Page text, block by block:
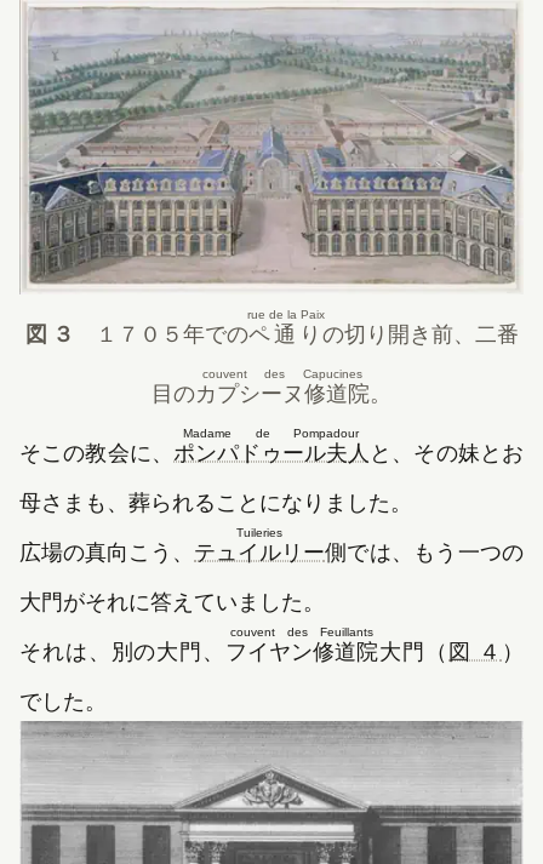
図 ３ １７０５年でのペ通り
rue de la Paix
の切り開き前、二番
目のカプシーヌ修道院
couvent des Capucines
。
そこの教会に、 ポンパドゥール夫人
Madame de Pompadour （新しいタブで
と、その妹とお
母さまも、葬られることになりました。
広場の真向こう、 テュイルリー
Tuileries （新しいタブで開き
側では、もう一つの
大門がそれに答えていました。
それは、別の大門、 フイヤン修道院
couvent des Feuillants
大門（ 図 ４ ）
でした。